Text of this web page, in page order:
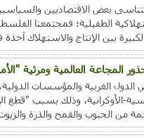
بعض الاقتصاديين
الطفيلية؛ فمجتمعنا
بين الإنتاج والاستهلاك
المجاعة العالمية ومرثية
الغربية والمؤسسات
الأوكرانية، وذلك بسبب "قطع
من الحبوب والقمح والذرة والزيوت